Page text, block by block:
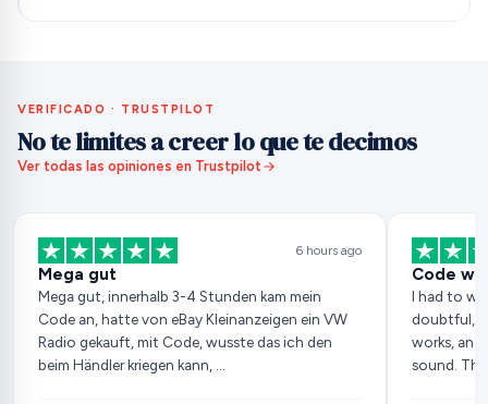
VERIFICADO · TRUSTPILOT
No te limites a creer lo que te decimos
Ver todas las opiniones en Trustpilot
6 hours ago
Mega gut
Mega gut, innerhalb 3-4 Stunden kam mein
Code an, hatte von eBay Kleinanzeigen ein VW
Radio gekauft, mit Code, wusste das ich den
beim Händler kriegen kann, …
Code
I had to
doubtful,
works, and
sound.